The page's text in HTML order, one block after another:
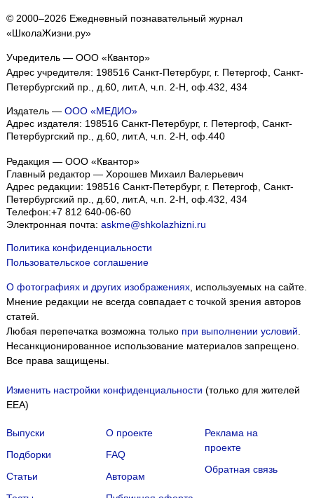
© 2000–2026 Ежедневный познавательный журнал
«ШколаЖизни.ру»
Учредитель — ООО «Квантор»
Адрес учредителя: 198516 Санкт-Петербург, г. Петергоф, Санкт-
Петербургский пр., д.60, лит.А, ч.п. 2-Н, оф.432, 434
Издатель — ООО «МЕДИО»
Адрес издателя: 198516 Санкт-Петербург, г. Петергоф, Санкт-
Петербургский пр., д.60, лит.А, ч.п. 2-Н, оф.440
Редакция — ООО «Квантор»
Главный редактор — Хорошев Михаил Валерьевич
Адрес редакции: 198516 Санкт-Петербург, г. Петергоф Санкт-
Петербургский пр., д.60, лит.А, ч.п. 2-Н, оф.432, 434
Телефон:+7 812 640-06-60
Электронная почта: askme@shkolazhizni.ru
Политика конфиденциальности
Пользовательское соглашение
О фотографиях и других изображениях, используемых на сайте.
Мнение редакции не всегда совпадает с точкой зрения авторов
статей.
Любая перепечатка возможна только при выполнении условий
Несанкционированное использование материалов запрещено.
Все права защищены.
Изменить настройки конфиденциальности (только для жителей
EEA)
Выпуски
Подборки
Статьи
О проекте
FAQ
Авторам
Реклама на
проекте
Обратная связь